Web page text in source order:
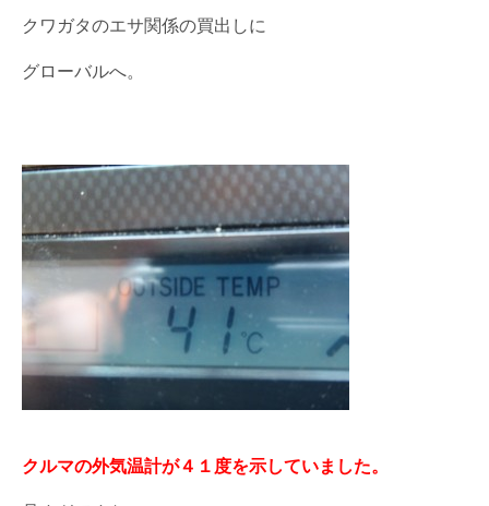
クワガタのエサ関係の買出しに
グローバルへ。
クルマの外気温計が４１度を示していました。